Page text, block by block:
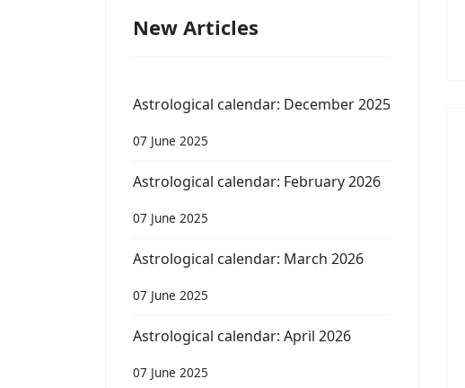
New Articles
Astrological calendar: December 2025
07 June 2025
Astrological calendar: February 2026
07 June 2025
Astrological calendar: March 2026
07 June 2025
Astrological calendar: April 2026
07 June 2025